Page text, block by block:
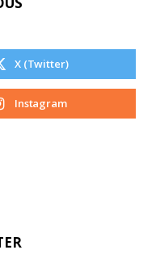
X (Twitter)
Instagram